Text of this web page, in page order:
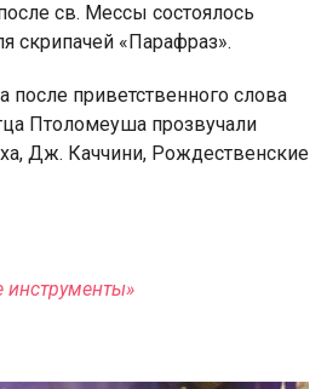
св. Мессы состоялось
скрипачей «Парафраз».
после приветственного слова
Птоломеуша прозвучали
Дж. Каччини, Рождественские